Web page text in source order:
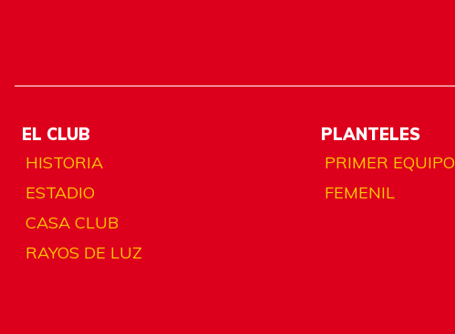
EL CLUB
HISTORIA
ESTADIO
CASA CLUB
RAYOS DE LUZ
PLANTELES
PRIMER EQUIPO
FEMENIL